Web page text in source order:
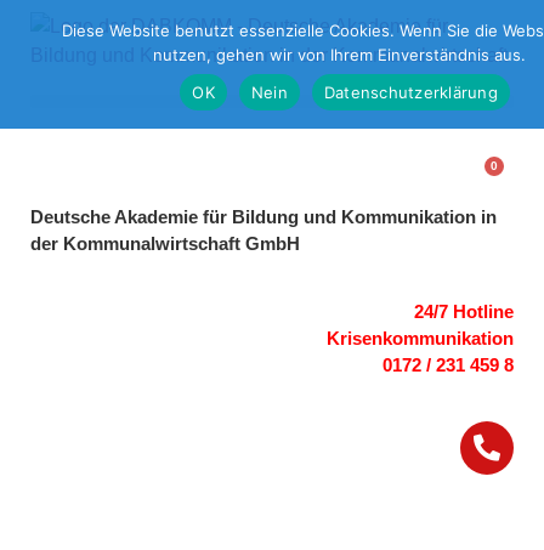
0
Deutsche Akademie für Bildung und Kommunikation in
der Kommunalwirtschaft GmbH
24/7 Hotline
Krisenkommunikation
0172 / 231 459 8
Diese Website benutzt essenzielle Cookies. Wenn Sie die
nutzen, gehen wir von Ihrem Einverständnis aus.
OK
Nein Datenschutzerklärung